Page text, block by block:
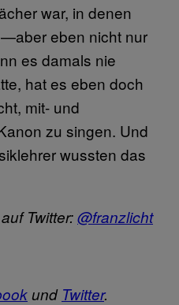
war, in denen
eben nicht nur
es damals nie
hat es eben doch
mit- und
zu singen. Und
wussten das
Twitter:@franzlicht
und Twitter.